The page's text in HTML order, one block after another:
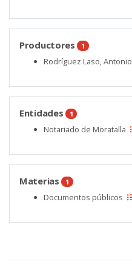
Productores 1
Rodríguez Laso, Antonio
Entidades 1
Notariado de Moratalla
Materias 1
Documentos públicos